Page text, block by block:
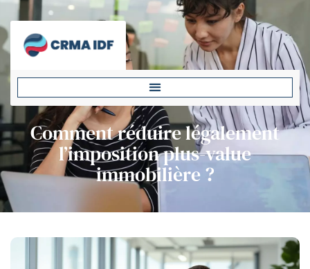
Comment réduire légalement
l’imposition plus-value
immobilière ?